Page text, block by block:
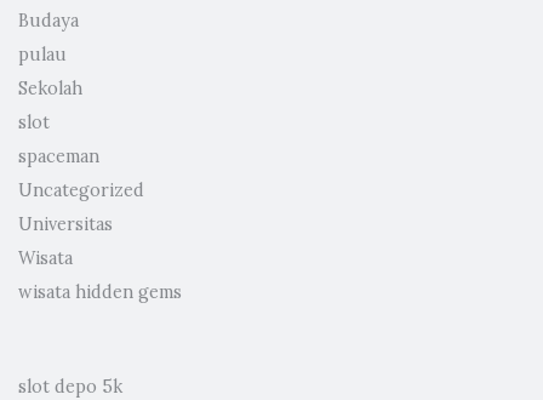
Budaya
pulau
Sekolah
slot
spaceman
Uncategorized
Universitas
Wisata
wisata hidden gems
slot depo 5k